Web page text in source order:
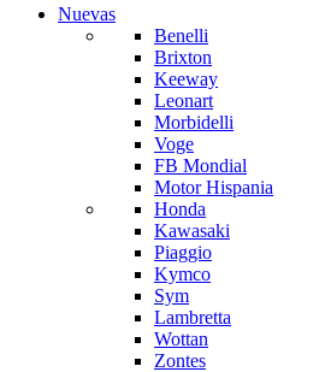
Nuevas
Benelli
Brixton
Keeway
Leonart
Morbidelli
Voge
FB Mondial
Motor Hispania
Honda
Kawasaki
Piaggio
Kymco
Sym
Lambretta
Wottan
Zontes